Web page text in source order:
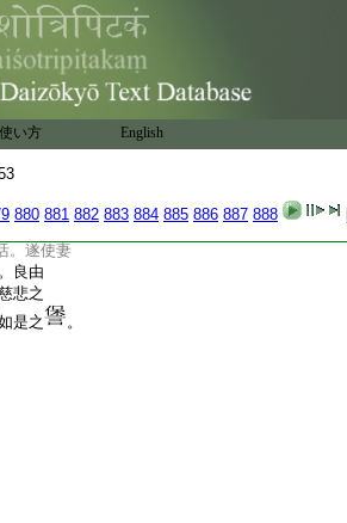
使い方 English
880 881 882 883 884 885 886 887 888
之初。
散黄金而不
其厄難。
。尸毘
尚云。解衣推
爭奪。何
靡有
。遂使妻
良由
悲之
是之
。